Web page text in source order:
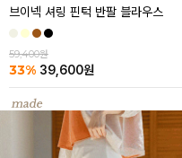
브이넥 셔링 핀턱 반팔 블라우스
59,400원
33% 39,600원